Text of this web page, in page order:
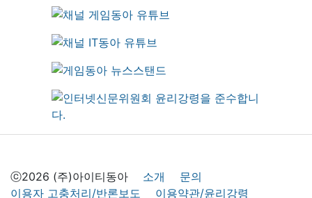
ⓒ2026 (주)아이티동아 소개
문의
이용자 고충처리/반론보도
이용약관/윤리강령